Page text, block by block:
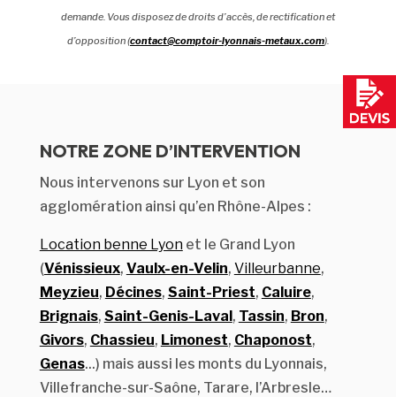
demande. Vous disposez de droits d’accès, de rectification et
d’opposition (contact@comptoir-lyonnais-metaux.com).
NOTRE ZONE D’INTERVENTION
Nous intervenons sur Lyon et son
agglomération ainsi qu’en Rhône-Alpes :
Location benne Lyonet le Grand Lyon
(Vénissieux, Vaulx-en-Velin, Villeurbanne,
Meyzieu, Décines, Saint-Priest, Caluire,
Brignais, Saint-Genis-Laval, Tassin, Bron,
Givors, Chassieu, Limonest, Chaponost,
Genas...) mais aussi les monts du Lyonnais,
Villefranche-sur-Saône, Tarare, l’Arbresle…